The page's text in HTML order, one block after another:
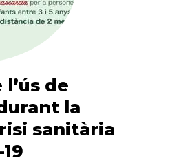
de
la
sanitària